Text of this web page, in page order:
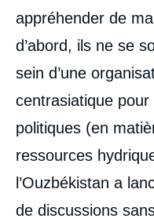
appréhender de
d’abord, ils ne se
sein d’une
centrasiatique
politiques (en
ressources
l’Ouzbékistan a
de discussions